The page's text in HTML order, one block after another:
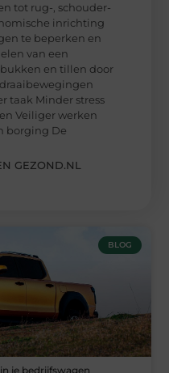
tot rug-, schouder-
inrichting
te beperken en
van een
en tillen door
taak Minder stress
Veiliger werken
borging De
GEZOND.NL
BLOG
je bedrijfswagen